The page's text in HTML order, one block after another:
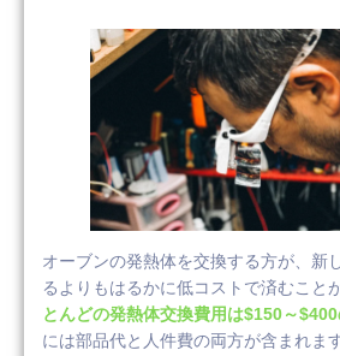
オーブンの発熱体を交換する方が、新
るよりもはるかに低コストで済むこと
とんどの発熱体交換費用は$150～$400
には部品代と人件費の両方が含まれま